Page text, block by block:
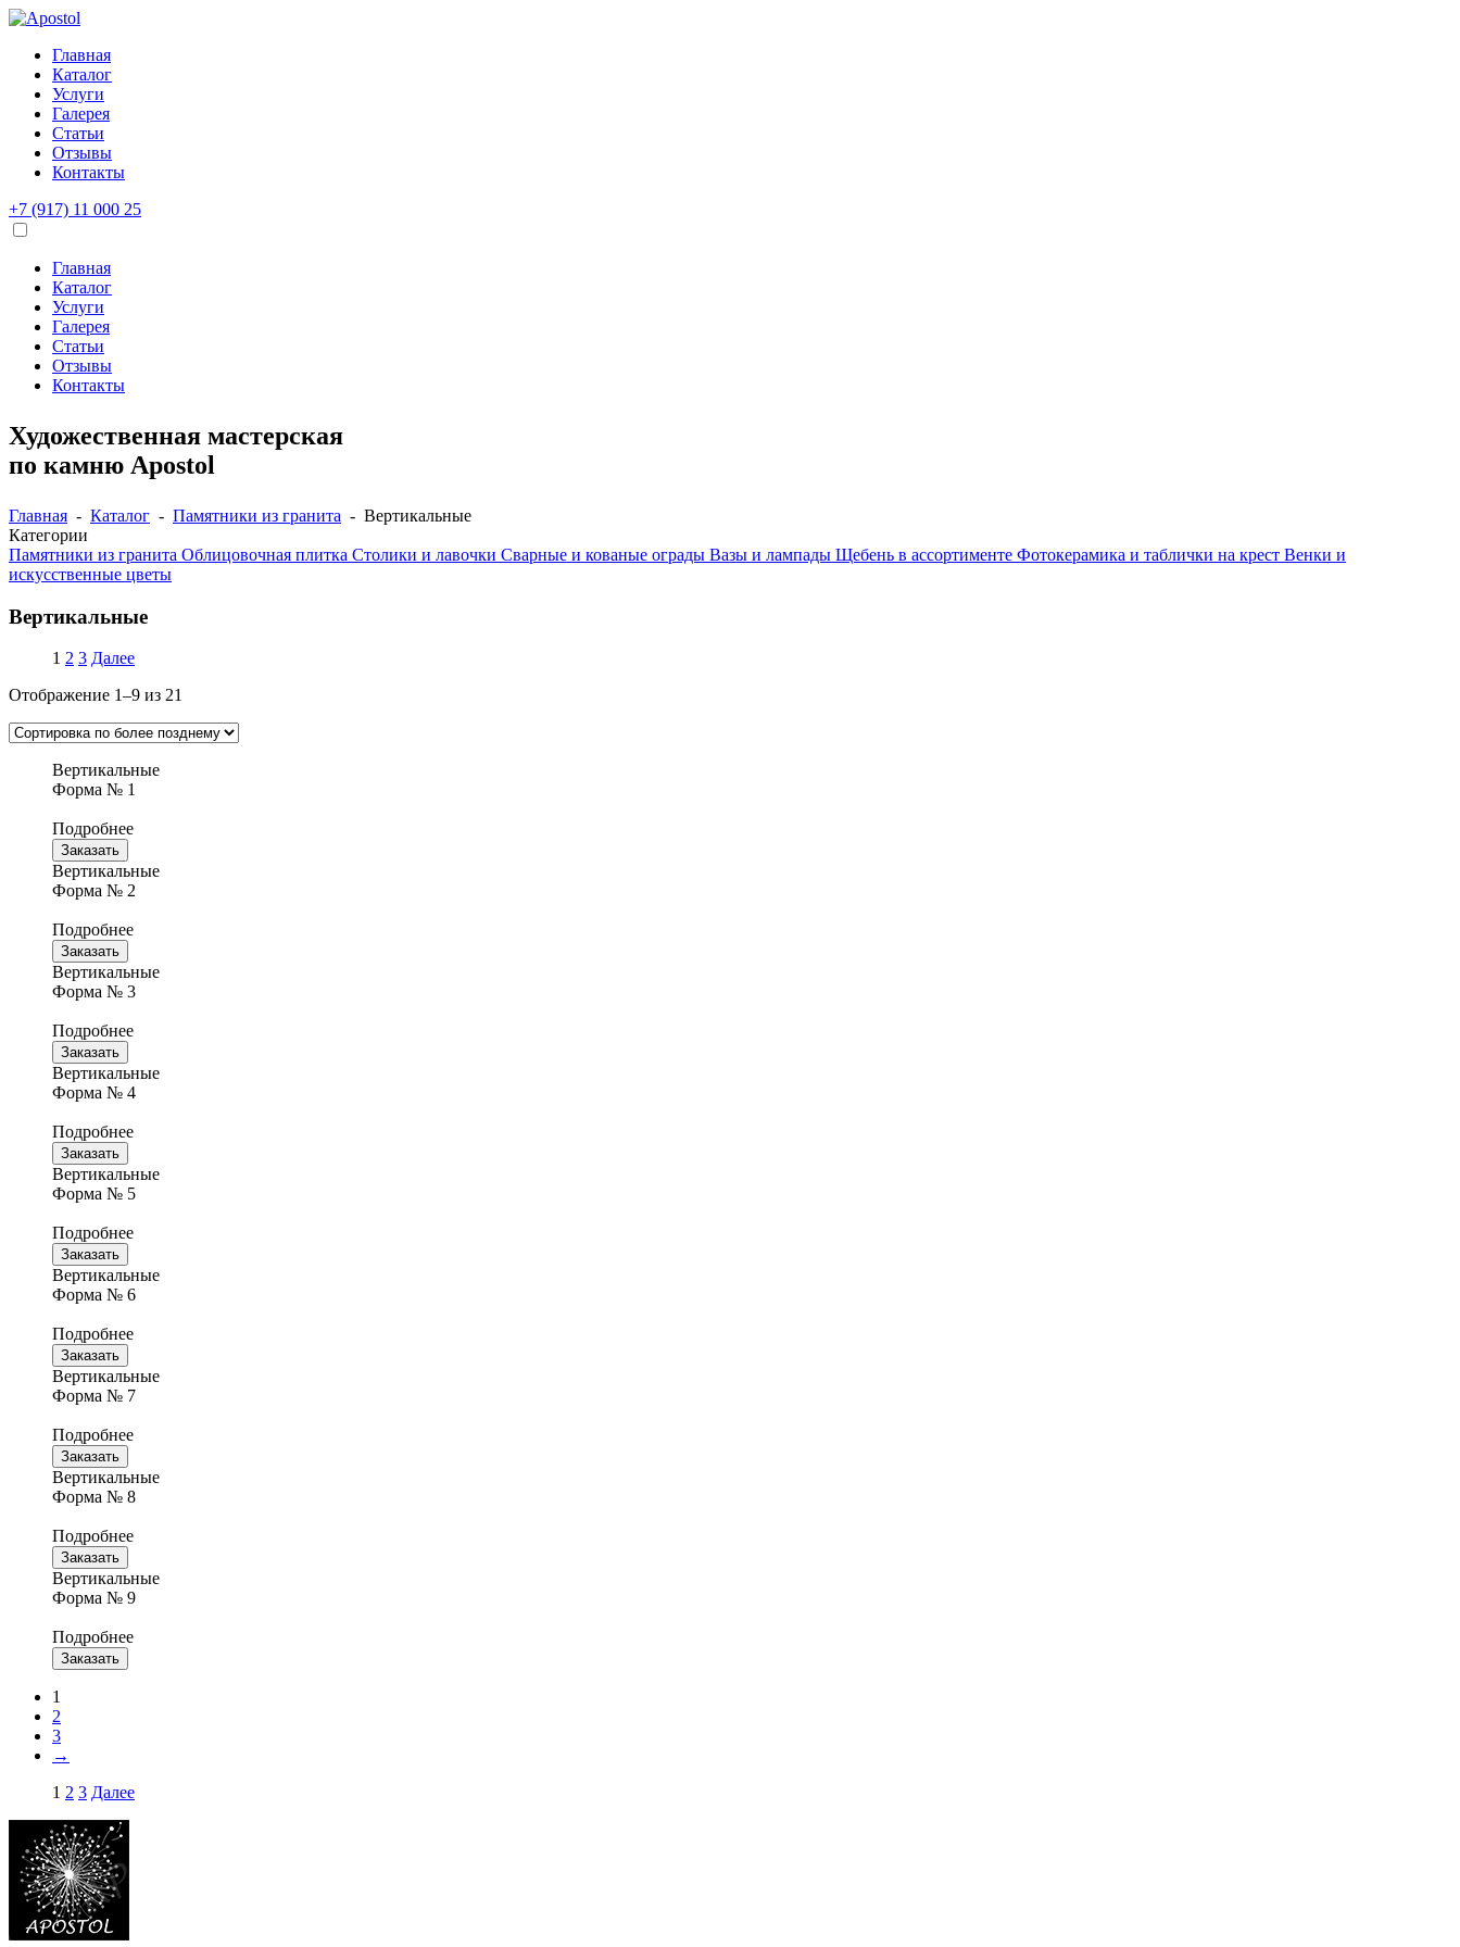
Главная
Каталог
Услуги
Галерея
Статьи
Отзывы
Контакты
+7 (917) 11 000 25
Главная
Каталог
Услуги
Галерея
Статьи
Отзывы
Контакты
Художественная мастерская
по камню Apostol
Главная - Каталог - Памятники из гранита - Вертикальные
Категории
Памятники из гранита Облицовочная плитка Столики и лавочки Сварные и кованые ограды Вазы и лампады Щебень в ассортименте Фотокерамика и таблички на крест Венки и
искусственные цветы
Вертикальные
1 2 3 Далее
Отображение 1–9 из 21
Вертикальные
Форма № 1
Подробнее
Заказать
Вертикальные
Форма № 2
Подробнее
Заказать
Вертикальные
Форма № 3
Подробнее
Заказать
Вертикальные
Форма № 4
Подробнее
Заказать
Вертикальные
Форма № 5
Подробнее
Заказать
Вертикальные
Форма № 6
Подробнее
Заказать
Вертикальные
Форма № 7
Подробнее
Заказать
Вертикальные
Форма № 8
Подробнее
Заказать
Вертикальные
Форма № 9
Подробнее
Заказать
1
2
3
→
1 2 3 Далее